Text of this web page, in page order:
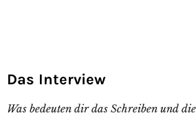
Das Interview
Was bedeuten dir das Schreiben und